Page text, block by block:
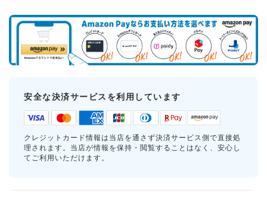
安全な決済サービスを利用しています
クレジットカード情報は当店を通さず決済サービス側で直接処
理されます。当店が情報を保持・閲覧することはなく、安心し
てご利用いただけます。